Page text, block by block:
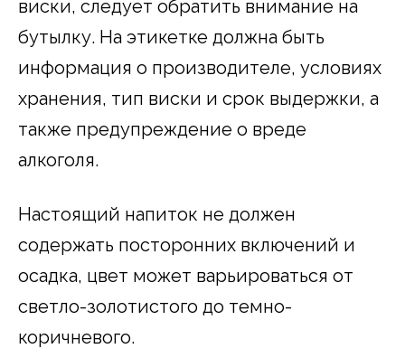
виски, следует обратить внимание на
бутылку. На этикетке должна быть
информация о производителе, условиях
хранения, тип виски и срок выдержки, а
также предупреждение о вреде
алкоголя.
Настоящий напиток не должен
содержать посторонних включений и
осадка, цвет может варьироваться от
светло-золотистого до темно-
коричневого.